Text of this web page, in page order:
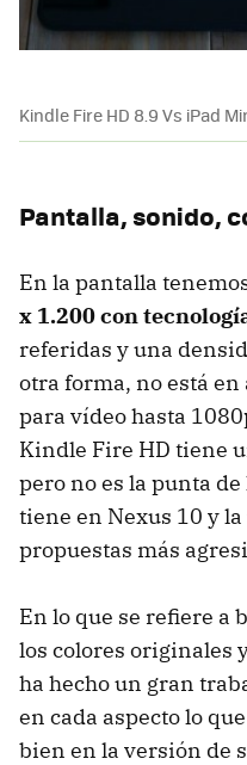
Kindle Fire HD 8.9 Vs iPad
Pantalla, sonido,
En la pantalla
x 1.200 con
referidas y una
otra forma, no está
para vídeo hasta
Kindle Fire HD tiene
pero no es la punta
tiene en Nexus 10 y
propuestas más
En lo que se refiere a
los colores originales
ha hecho un gran
en cada aspecto lo
bien en la versión de